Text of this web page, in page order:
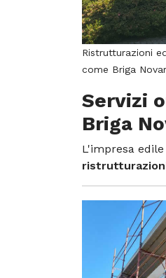
Ristrutturazioni
come Briga
Servizi
Briga
L'impresa edile